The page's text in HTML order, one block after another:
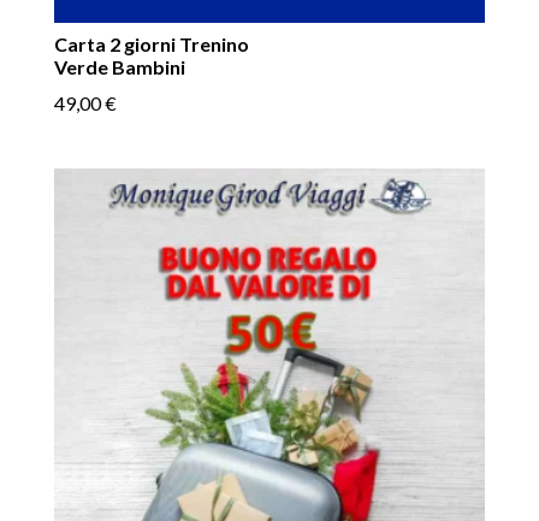
Carta 2 giorni Trenino
Verde Bambini
49,00€